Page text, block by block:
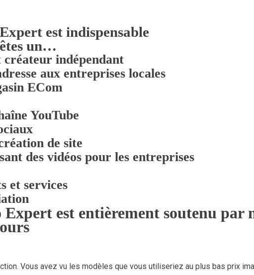
est indispensable
un…
créateur indépendant
aux entreprises locales
ECom
YouTube
de site
des vidéos pour les entreprises
et services
est entièrement soutenu par
Vous avez vu les modèles que vous utiliseriez au plus bas prix